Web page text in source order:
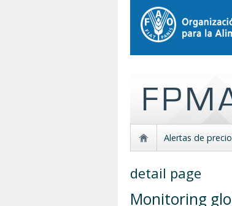
Alertas de
detail page
Monitoring